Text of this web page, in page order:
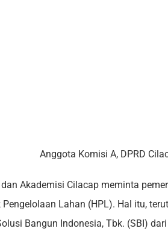
Anggota Komisi A, DPRD
dan Akademisi Cilacap meminta
Lahan (HPL). Hal itu,
Bangun Indonesia, Tbk. (SBI) dari